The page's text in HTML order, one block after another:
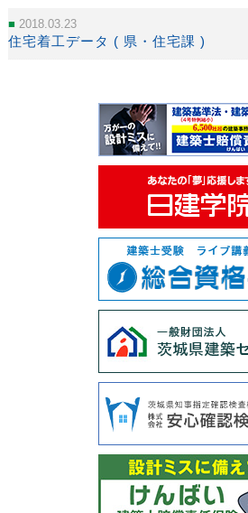
2018.03.23
住宅着工データ ( 県・住宅課 )